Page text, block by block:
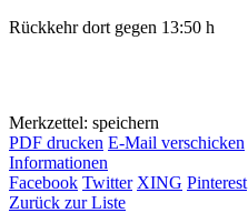
Rückkehr dort gegen 13:50 h
Merkzettel: speichern
PDF drucken E-Mail verschicken
Informationen
Facebook Twitter XING Pinterest
Zurück zur Liste